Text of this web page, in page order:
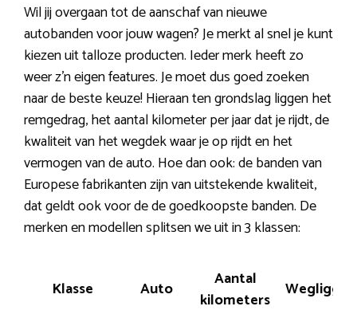
Wil jij overgaan tot de aanschaf van nieuwe
autobanden voor jouw wagen? Je merkt al snel je kunt
kiezen uit talloze producten. Ieder merk heeft zo
weer z’n eigen features. Je moet dus goed zoeken
naar de beste keuze! Hieraan ten grondslag liggen het
remgedrag, het aantal kilometer per jaar dat je rijdt, de
kwaliteit van het wegdek waar je op rijdt en het
vermogen van de auto. Hoe dan ook: de banden van
Europese fabrikanten zijn van uitstekende kwaliteit,
dat geldt ook voor de de goedkoopste banden. De
merken en modellen splitsen we uit in 3 klassen:
Klasse Auto
Aantal
kilometers